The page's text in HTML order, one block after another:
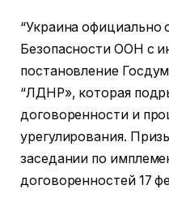
“Украина официально
Безопасности ООН с
постановление
“ЛДНР», которая
договоренности и
урегулирования.
заседании по
договоренностей 17